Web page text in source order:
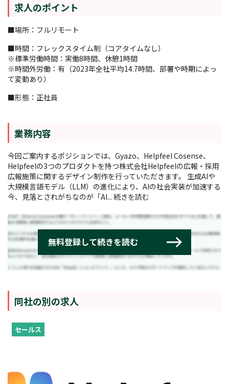
求人のポイント
■場所：フルリモート
■時間：フレックスタイム制（コアタイムなし）
※標準労働時間：実働8時間、休憩1時間
※時間外労働：有（2023年全社平均14.7時間、部署や時期によっ
て変動あり）
■形態：正社員
業務内容
今回ご案内するポジションでは、Gyazo、Helpfeel Cosense、
Helpfeelの3つのプロダクトを持つ株式会社Helpfeelの広報・採用
広報施策に関するデザイン制作を行っていただきます。 生成AIや
大規模言語モデル（LLM）の進化により、AIの社会実装が加速する
今、見落とされがちなのが「AI... 続きを読む
同社の別の求人
セールス